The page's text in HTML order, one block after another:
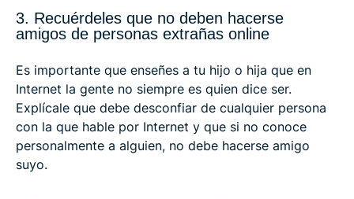
3. Recuérdeles que no deben hacerse
amigos de personas extrañas online
Es importante que enseñes a tu hijo o hija que en
Internet la gente no siempre es quien dice ser.
Explícale que debe desconfiar de cualquier persona
con la que hable por Internet y que si no conoce
personalmente a alguien, no debe hacerse amigo
suyo.